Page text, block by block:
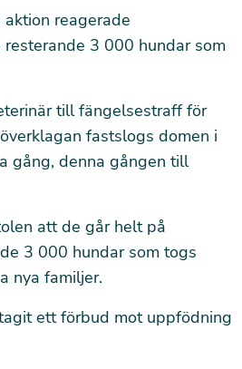
reagerade
3 000 hundar som
till fängelsestraff för
fastslogs domen i
gång, denna gången till
att de går helt på
3 000 hundar som togs
nya familjer.
ett förbud mot uppfödning